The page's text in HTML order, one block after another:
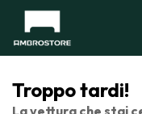
Troppo tardi!
La vettura che stai